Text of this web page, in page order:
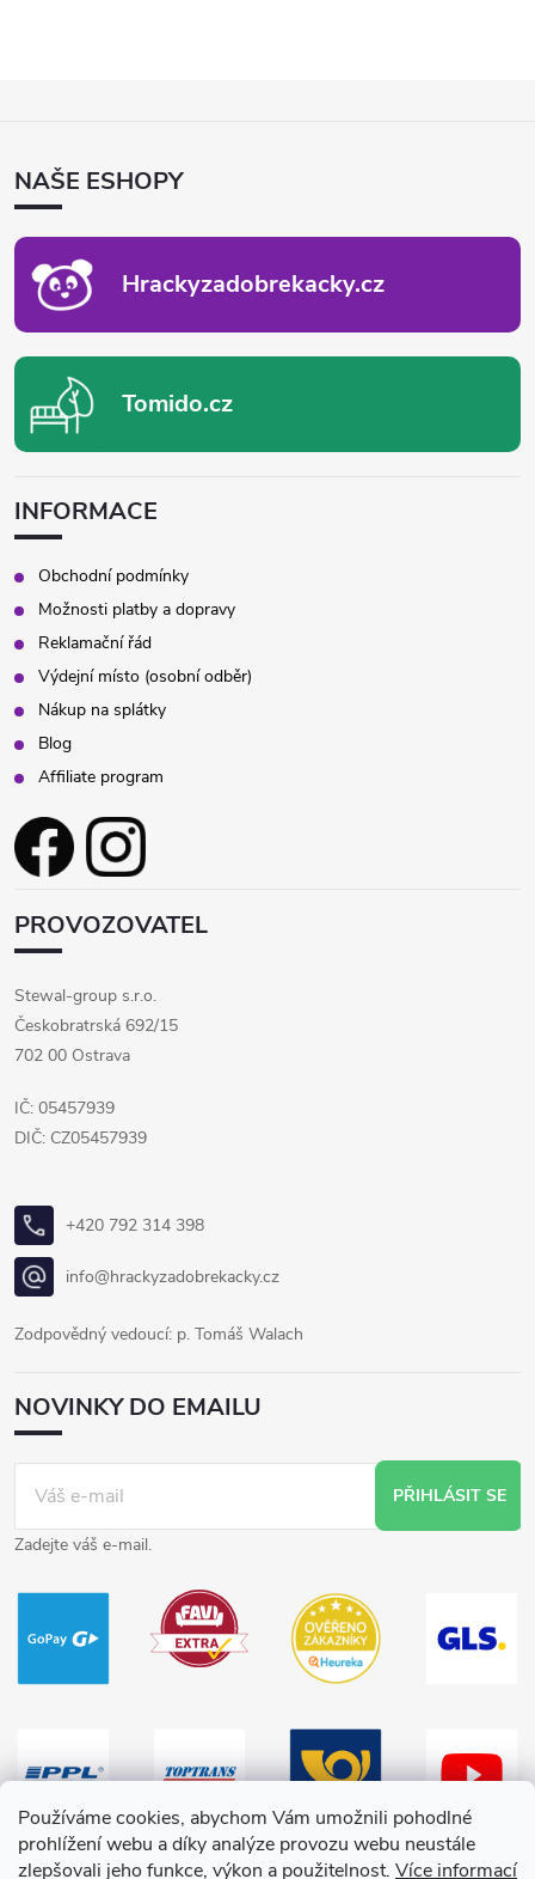
Používáme cookies, abychom Vám umožnili pohodlné
prohlížení webu a díky analýze provozu webu neustále
zlepšovali jeho funkce, výkon a použitelnost. Více informací
ANAŠE ESHOPY
Hrackyzadobrekacky.cz
Tomido.cz
INFORMACE
Obchodní podmínky
Možnosti platby a dopravy
Reklamační řád
Výdejní místo (osobní odběr)
Nákup na splátky
Blog
Affiliate program
PROVOZOVATEL
Stewal-group s.r.o.
Českobratrská 692/15
702 00 Ostrava
IČ: 05457939
DIČ: CZ05457939
+420 792 314 398
info@hrackyzadobrekacky.cz
Zodpovědný vedoucí: p. Tomáš Walach
NOVINKY DO EMAILU
PŘIHLÁSIT SE
Zadejte váš e-mail.